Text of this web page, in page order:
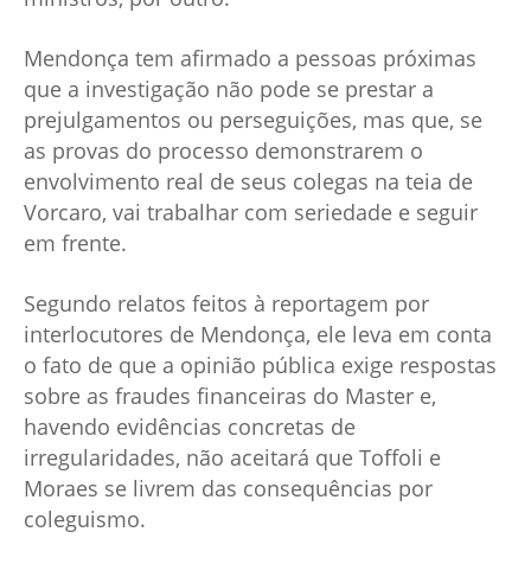
Mendonça tem afirmado a pessoas próximas
que a investigação não pode se prestar a
prejulgamentos ou perseguições, mas que, se
as provas do processo demonstrarem o
envolvimento real de seus colegas na teia de
Vorcaro, vai trabalhar com seriedade e seguir
em frente.
Segundo relatos feitos à reportagem por
interlocutores de Mendonça, ele leva em conta
o fato de que a opinião pública exige respostas
sobre as fraudes financeiras do Master e,
havendo evidências concretas de
irregularidades, não aceitará que Toffoli e
Moraes se livrem das consequências por
coleguismo.